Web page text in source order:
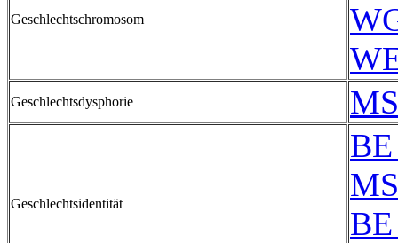
Geschlechtschromosom
Geschlechtsdysphorie
Geschlechtsidentität